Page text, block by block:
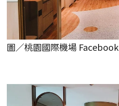
圖／桃園國際機場 Facebook